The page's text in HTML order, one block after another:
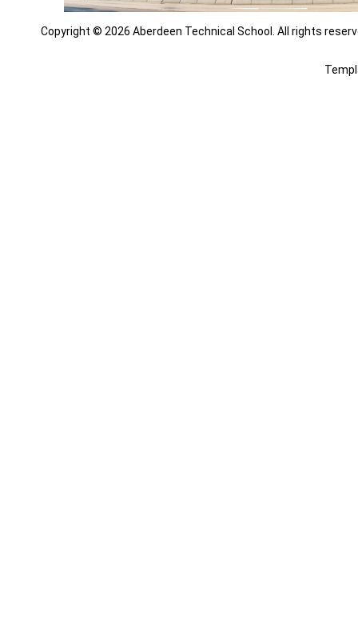
Copyright © 2026 Aberdeen Technical School. All rights